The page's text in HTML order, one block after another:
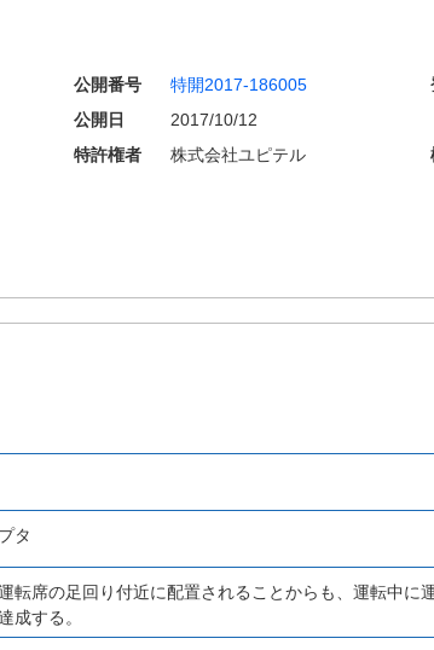
公開番号 特開2017-186005
公開日
2017/10/12
特許権者 株式会社ユピテル
タ
転席の足回り付近に配置されることからも、運転中に
成する。